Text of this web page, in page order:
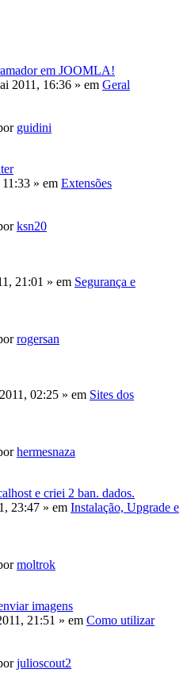
em JOOMLA!
2011, 16:36 » em Geral
guidini
» em Extensões
ksn20
21:01 » em Segurança e
rogersan
02:25 » em Sites dos
hermesnaza
e criei 2 ban. dados.
23:47 » em Instalação, Upgrade e
moltrok
imagens
21:51 » em Como utilizar
julioscout2